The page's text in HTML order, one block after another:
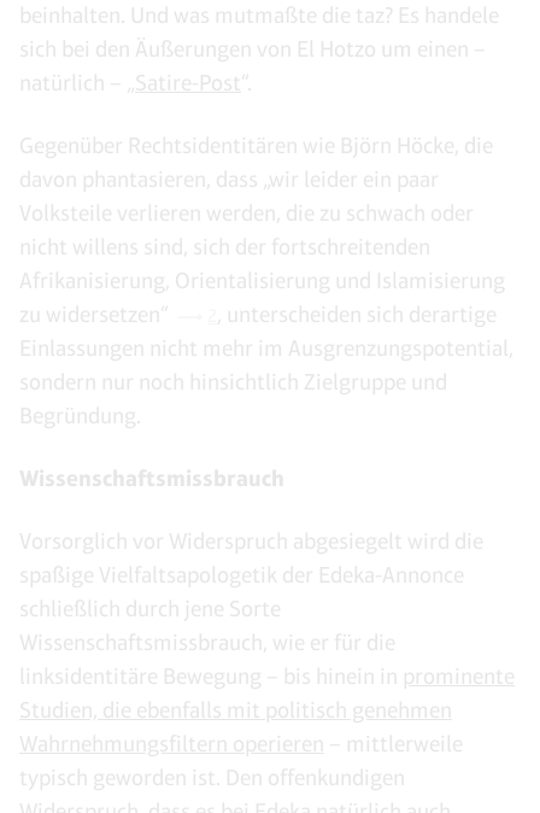
beinhalten. Und was mutmaßte die taz? Es handele
sich bei den Äußerungen von El Hotzo um einen –
natürlich – „Satire-Post“.
Gegenüber Rechtsidentitären wie Björn Höcke, die
davon phantasieren, dass „wir leider ein paar
Volksteile verlieren werden, die zu schwach oder
nicht willens sind, sich der fortschreitenden
Afrikanisierung, Orientalisierung und Islamisierung
zu widersetzen“
, unterscheiden sich derartige
Einlassungen nicht mehr im Ausgrenzungspotential,
sondern nur noch hinsichtlich Zielgruppe und
Begründung.
Wissenschaftsmissbrauch
Vorsorglich vor Widerspruch abgesiegelt wird die
spaßige Vielfaltsapologetik der Edeka-Annonce
schließlich durch jene Sorte
Wissenschaftsmissbrauch, wie er für die
linksidentitäre Bewegung – bis hinein in prominente
Studien, die ebenfalls mit politisch genehmen
Wahrnehmungsfiltern operieren – mittlerweile
typisch geworden ist. Den offenkundigen